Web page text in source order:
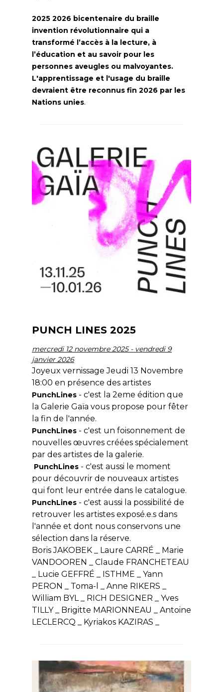
2025 2026 bicentenaire du braille
invention révolutionnaire qui a
transformé l’accès à la lecture, à
l’éducation et au savoir pour les
personnes aveugles ou malvoyantes.
L'apprentissage et l'usage du braille
devraient être reconnus fin 2026 par les
Nations unies.
PUNCH LINES 2025
mercredi 12 novembre 2025 - vendredi 9
janvier 2026
Joyeux vernissage Jeudi 13 Novembre
18:00 en présence des artistes
PunchLines - c'est la 2eme édition que
la Galerie Gaïa vous propose pour fêter
la fin de l'année.
PunchLines - c'est un foisonnement de
nouvelles œuvres créées spécialement
par des artistes de la galerie.
PunchLines - c'est aussi le moment
pour découvrir de nouveaux artistes
qui font leur entrée dans le catalogue.
PunchLines - c'est aussi la possibilité de
retrouver les artistes exposé.e.s dans
l'année et dont nous conservons une
sélection dans la réserve.
Boris JAKOBEK _ Laure CARRÉ _ Marie
VANDOOREN _ Claude FRANCHETEAU
_ Lucie GEFFRÉ _ ISTHME _ Yann
PERON _ Toma-l _ Anne RIKERS _
William BYL _ RICH DESIGNER _ Yves
TILLY _ Brigitte MARIONNEAU _ Antoine
LECLERCQ _ Kyriakos KAZIRAS _